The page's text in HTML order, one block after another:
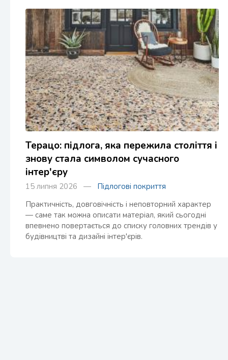
Терацо: підлога, яка пережила століття і
знову стала символом сучасного
інтер'єру
15 липня 2026 — Підлогові покриття
Практичність, довговічність і неповторний характер
— саме так можна описати матеріал, який сьогодні
впевнено повертається до списку головних трендів у
будівництві та дизайні інтер'єрів.